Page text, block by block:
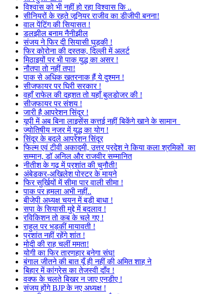
विश्वास को भी नहीं हो रहा विश्वास कि ..
सीनियरों के रहते जूनियर राजीव का डीजीपी बनना!
वाल पेंटिंग की सियासत !
डलझील बनाम नैनीझील
संजय ने फिर दी सियासी घुड़की !
फिर कोरोना की दस्तक, दिल्ली में अलर्ट
मिठाइयों पर भी पाक युद्ध का असर !
नौतपा तो नहीं तपा!
पाक से अधिक खतरनाक हैं ये दुश्मन !
सीजफायर पर घिरी सरकार !
वहाँ राफेल की दहशत तो यहाँ बुलडोजर की !
सीजफायर पर संशय !
जारी है आपरेशन सिंदूर !
यूपी में अब बिना लाइसेंस कत्तई नहीं बिकेंगे खाने के सामान
ज्योतिषीय नजर में युद्ध का योग !
सिंदूर के बदले आपरेशन सिंदूर
फिल्म एवं टीवी अकादमी, उत्तर प्रदेश ने किया कला श्रमिकों का
सम्मान, डॉ अनिल और राजवीर सम्मानित
नीतीश के गढ़ में प्रशांत की चुनौती!
अंबेडकर-अखिलेश पोस्टर के मायने
फिर सुर्खियों में सीमा पार वाली सीमा !
पाक पर हमला अभी नहीं..
बीजेपी अध्यक्ष चयन में बड़ी बाधा !
सपा के सियासी मुद्दे में बदलाव !
रविकिशन तो कब के चले गए !
राहुल पर भड़कीं मायावती !
प्रशांत नहीं रहेंगे शांत !
मोदी की राह चलीं ममता!
योगी का फिर तारणहार बनेगा संघ!
बंगाल जीतने की बात यूँ ही नहीं की अमित शाह ने
बिहार में कांग्रेस का तेजस्वी दाँव !
वक्फ के चलते बिखर न जाए एनडीए !
संजय होंगे BJP के नए अध्यक्ष !